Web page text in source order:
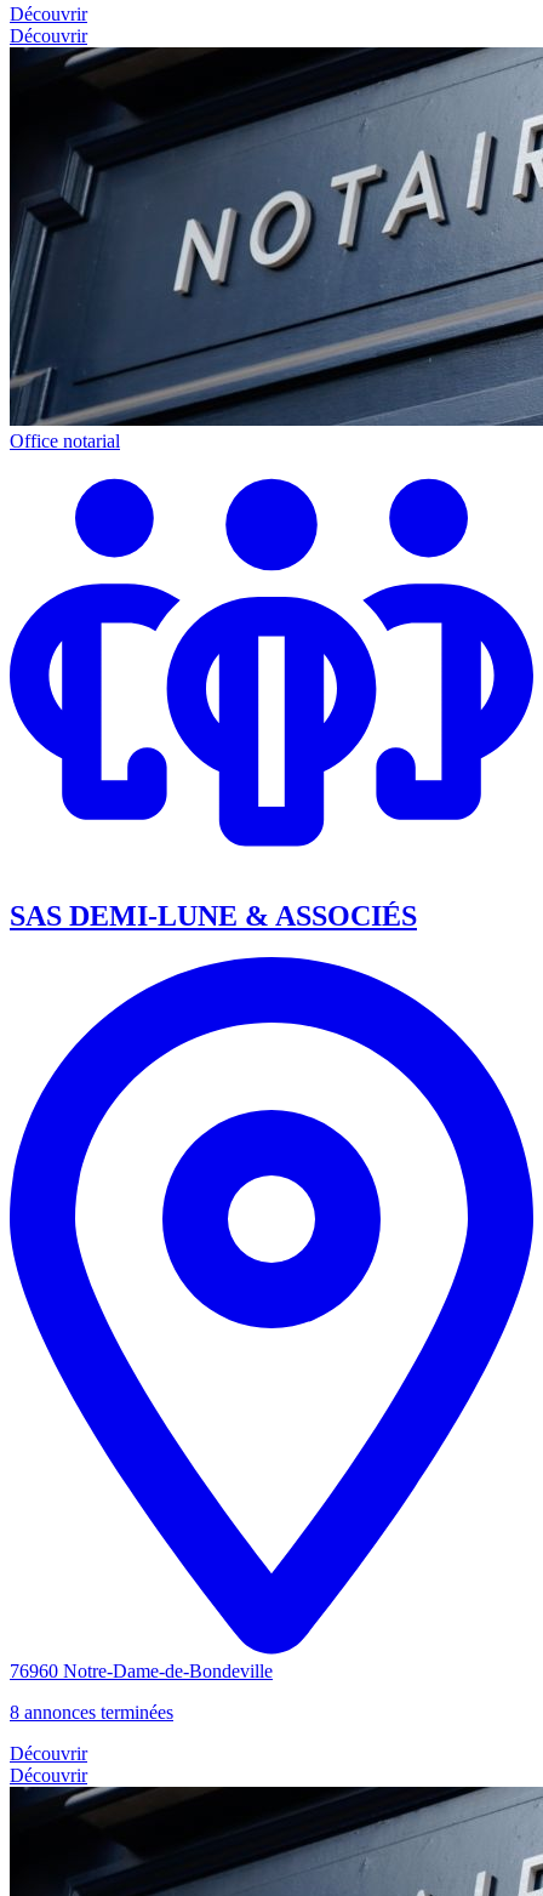
Découvrir
Découvrir
Office notarial
SAS DEMI-LUNE & ASSOCIÉS
76960 Notre-Dame-de-Bondeville
8 annonces terminées
Découvrir
Découvrir